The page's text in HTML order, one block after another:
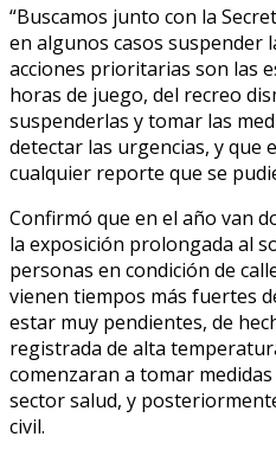
“Buscamos junto con la
en algunos casos suspender
acciones prioritarias son las
horas de juego, del recreo
suspenderlas y tomar las
detectar las urgencias, y que
cualquier reporte que se
Confirmó que en el año van
la exposición prolongada al
personas en condición de
vienen tiempos más fuertes
estar muy pendientes, de
registrada de alta
comenzaran a tomar
sector salud, y
civil.